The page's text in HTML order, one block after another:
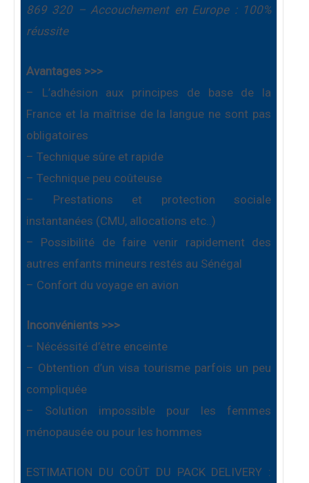
869 320 – Accouchement en Europe : 100%
réussite
Avantages >>>
– L’adhésion aux principes de base de la
France et la maîtrise de la langue ne sont pas
obligatoires
– Technique sûre et rapide
– Technique peu coûteuse
– Prestations et protection sociale
instantanées (CMU, allocations etc..)
– Possibilité de faire venir rapidement des
autres enfants mineurs restés au Sénégal
– Confort du voyage en avion
Inconvénients >>>
– Nécéssité d’être enceinte
– Obtention d’un visa tourisme parfois un peu
compliquée
– Solution impossible pour les femmes
ménopausée ou pour les hommes
ESTIMATION DU COÛT DU PACK DELIVERY :